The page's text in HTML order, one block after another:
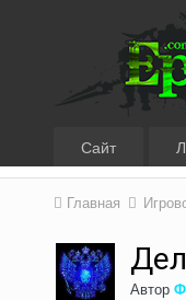
Сайт
Главная
Автор